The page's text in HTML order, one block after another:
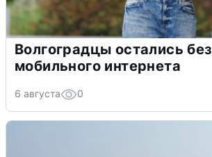
Волгоградцы остались без
мобильного интернета
6 августа 0